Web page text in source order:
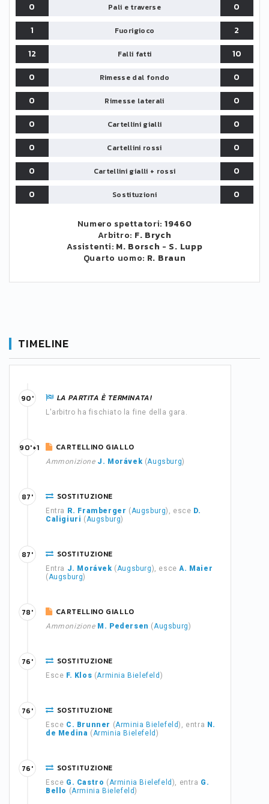
0 Pali e traverse
0
1
Fuorigioco
2
12
Falli fatti
10
0
Rimesse dal fondo
0
0
Rimesse laterali
0
0
Cartellini gialli
0
0
Cartellini rossi
0
0
Cartellini gialli + rossi
0
0
Sostituzioni 0
Numero spettatori: 19460
Arbitro: F. Brych
Assistenti: M. Borsch - S. Lupp
Quarto uomo: R. Braun
TIMELINE
LA PARTITA È TERMINATA!
L'arbitro ha fischiato la fine della gara.
90'
CARTELLINO GIALLO
Ammonizione J. Morávek (Augsburg)
90'+1
SOSTITUZIONE
Entra R. Framberger (Augsburg), esce D.
Caligiuri (Augsburg)
87'
SOSTITUZIONE
Entra J. Morávek (Augsburg), esceA. Maier
(Augsburg)
87'
CARTELLINO GIALLO
Ammonizione M. Pedersen (Augsburg)
78'
SOSTITUZIONE
Esce F. Klos (Arminia Bielefeld )
76'
SOSTITUZIONE
Esce C. Brunner (Arminia Bielefeld), entra N.
de Medina (Arminia Bielefeld )
76'
SOSTITUZIONE
Esce G. Castro (Arminia Bielefeld ), entra G.
Bello (Arminia Bielefeld)
76'